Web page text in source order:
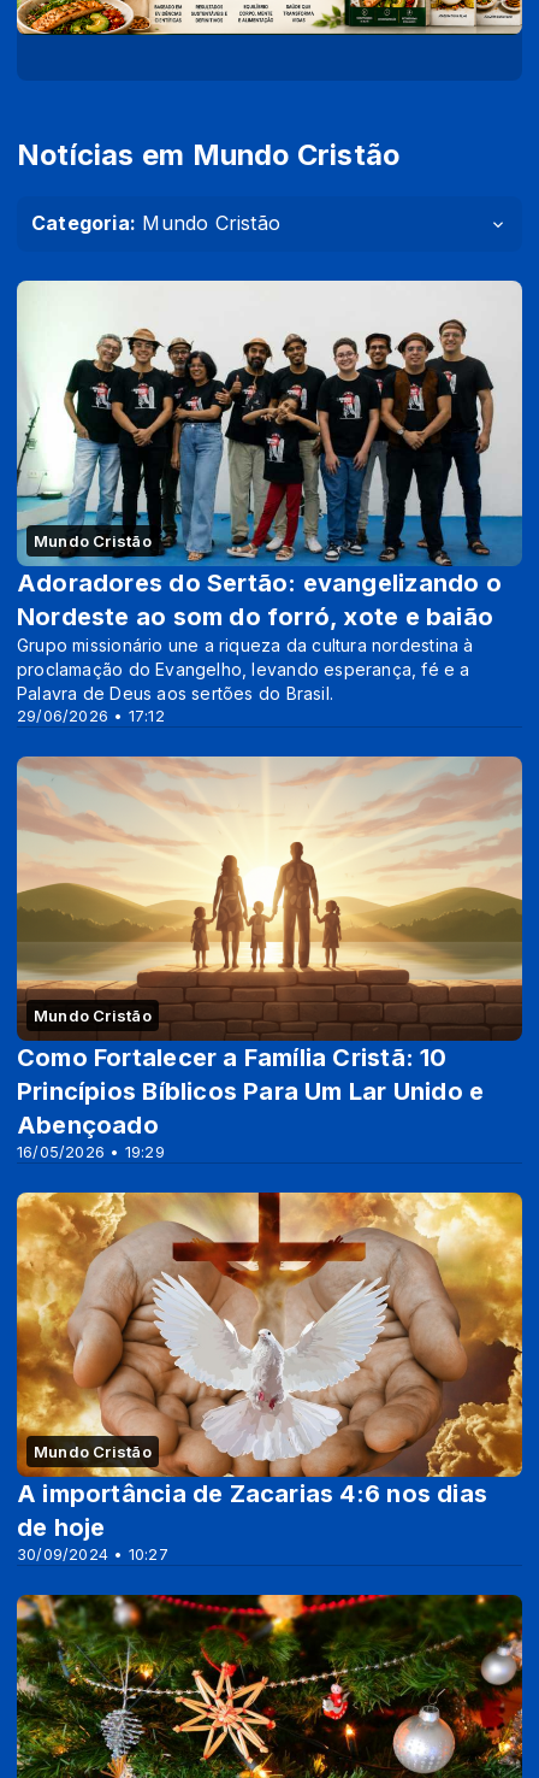
Notícias em Mundo Cristão
Categoria: Mundo Cristão
Mundo Cristão
29/06/2026 • 17:12
Adoradores do Sertão: evangelizando o
Nordeste ao som do forró, xote e baião
Grupo missionário une a riqueza da cultura nordestina à
proclamação do Evangelho, levando esperança, fé e a
Palavra de Deus aos sertões do Brasil.
Mundo Cristão
16/05/2026 • 19:29
Como Fortalecer a Família Cristã: 10
Princípios Bíblicos Para Um Lar Unido e
Abençoado
Mundo Cristão
30/09/2024 • 10:27
A importância de Zacarias 4:6 nos dias
de hoje